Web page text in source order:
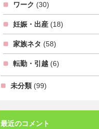
ワーク (30)
妊娠・出産 (18)
家族ネタ (58)
転勤・引越 (6)
未分類 (99)
最近のコメント